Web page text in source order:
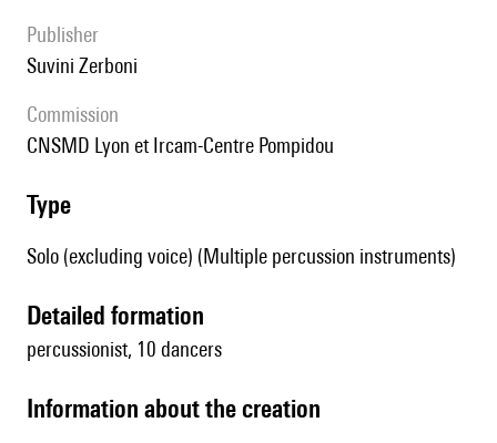
publisher
Suvini Zerboni
Commission
CNSMD Lyon et Ircam-Centre Pompidou
type
Solo (excluding voice) (Multiple percussion instruments)
detailed formation
percussionist, 10 dancers
information about the creation